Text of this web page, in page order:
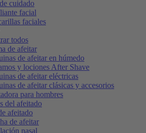
cuidado
facial
faciales
todos
de afeitar
de afeitar en húmedo
y lociones After Shave
de afeitar eléctricas
de afeitar clásicas y accesorios
para hombres
del afeitado
afeitado
de afeitar
nasal